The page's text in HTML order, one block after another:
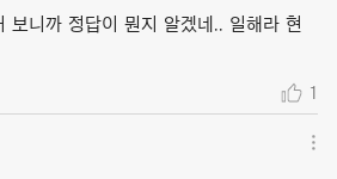
보니까 정답이 뭔지 알겠네.. 일해라 현
1